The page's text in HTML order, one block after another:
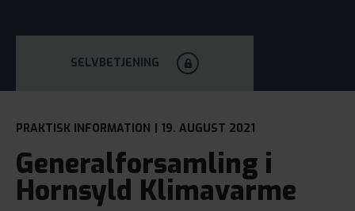
SELVBETJENING
PRAKTISK INFORMATION | 19. AUGUST 2021
Generalforsamling i
Hornsyld Klimavarme